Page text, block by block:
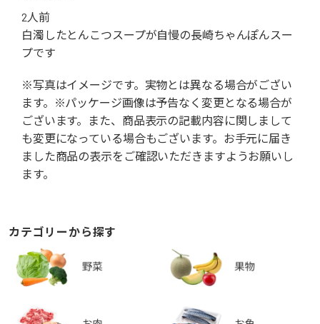
2人前
白濁したとんこつスープが自慢の長崎ちゃんぽんスー
プです
※写真はイメージです。実物とは異なる場合がござい
ます。※パッケージ画像は予告なく変更となる場合が
ございます。また、商品表示の記載内容に関しまして
も変更になっている場合もございます。お手元に届き
ました商品の表示をご確認いただきますようお願いし
ます。
カテゴリーから探す